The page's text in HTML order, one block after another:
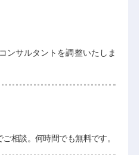
ンサルタントを調整いたしま
相談。何時間でも無料です。